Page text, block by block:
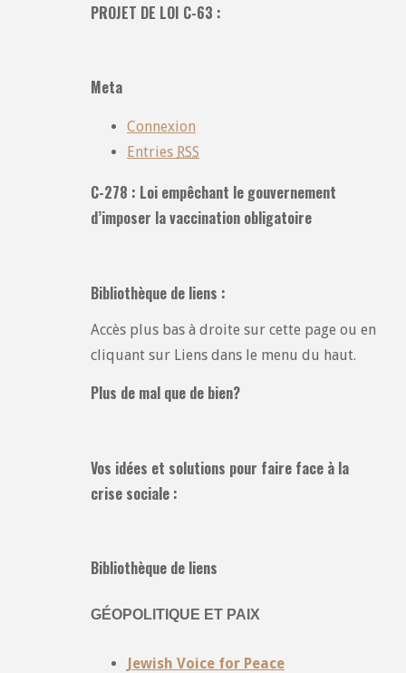
toutes
PROJET DE LOI C-63 :
Meta
Connexion
Entries RSS
C-278 : Loi empêchant le gouvernement
d’imposer la vaccination obligatoire
Bibliothèque de liens :
Accès plus bas à droite sur cette page ou en
cliquant sur Liens dans le menu du haut.
Plus de mal que de bien?
Vos idées et solutions pour faire face à la
crise sociale :
Bibliothèque de liens
GÉOPOLITIQUE ET PAIX
Jewish Voice for Peace